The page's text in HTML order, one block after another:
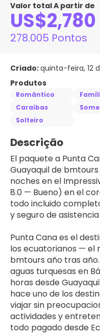
Valor total A partir de
US$2,780
278.005 Pontos
Criado:quinta-feira, 12
Produtos
Romântico
Caraibas
Solteiro
Descrição
El paquete a Punta
Guayaquil de
noches en el
8.0 — Bueno) en el
todo incluido
y seguro de asistencia
Punta Cana es el
los ecuatorianos — el
bmtours año tras
aguas turquesas en
horas desde
hace uno de los
viajar sin
actividades y
todo pagado desde